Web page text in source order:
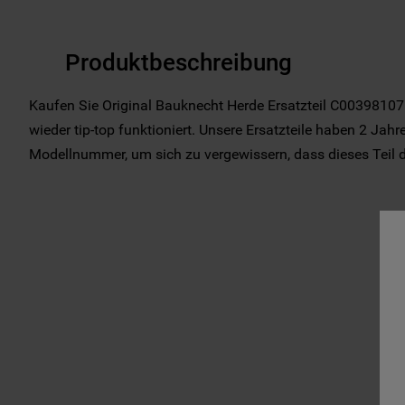
Produktbeschreibung
Kaufen Sie Original Bauknecht Herde Ersatzteil
wieder tip-top funktioniert. Unsere Ersatzteile haben 2
Modellnummer, um sich zu vergewissern, dass dieses Teil